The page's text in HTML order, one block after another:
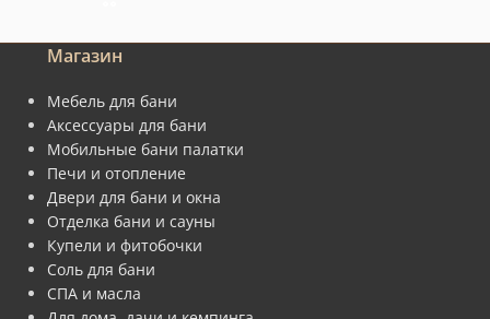
Магазин
Мебель для бани
Аксессуары для бани
Мобильные бани палатки
Печи и отопление
Двери для бани и окна
Отделка бани и сауны
Купели и фитобочки
Соль для бани
СПА и масла